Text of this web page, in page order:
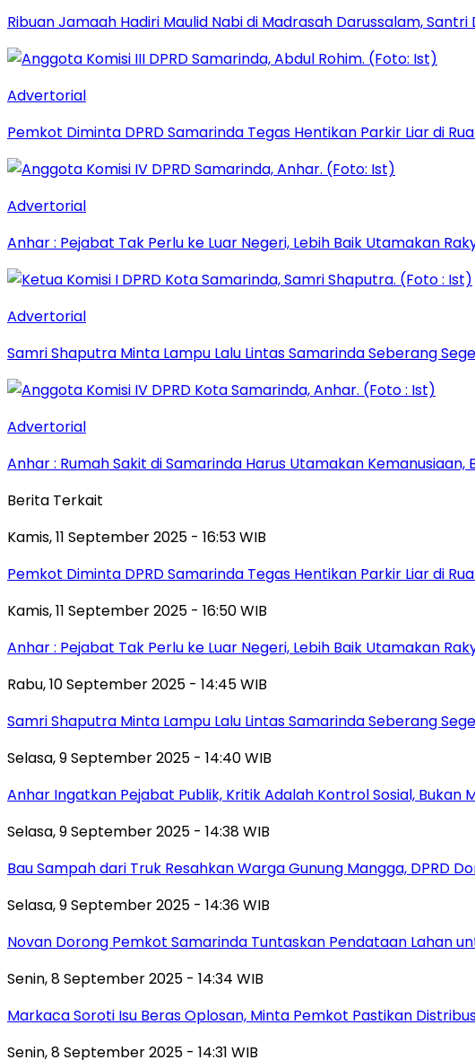
Ribuan Jamaah Hadiri Maulid Nabi di Madrasah Darussalam,
Advertorial
Pemkot Diminta DPRD Samarinda Tegas Hentikan Parkir Liar di
Advertorial
Anhar : Pejabat Tak Perlu ke Luar Negeri, Lebih Baik Utamakan
Advertorial
Samri Shaputra Minta Lampu Lalu Lintas Samarinda Seberang
Advertorial
Anhar : Rumah Sakit di Samarinda Harus Utamakan Kemanusiaan,
Berita Terkait
Kamis, 11 September 2025 - 16:53 WIB
Pemkot Diminta DPRD Samarinda Tegas Hentikan Parkir Liar di
Kamis, 11 September 2025 - 16:50 WIB
Anhar : Pejabat Tak Perlu ke Luar Negeri, Lebih Baik Utamakan
Rabu, 10 September 2025 - 14:45 WIB
Samri Shaputra Minta Lampu Lalu Lintas Samarinda Seberang
Selasa, 9 September 2025 - 14:40 WIB
Anhar Ingatkan Pejabat Publik, Kritik Adalah Kontrol Sosial, Bukan
Selasa, 9 September 2025 - 14:38 WIB
Bau Sampah dari Truk Resahkan Warga Gunung Mangga, DPRD
Selasa, 9 September 2025 - 14:36 WIB
Novan Dorong Pemkot Samarinda Tuntaskan Pendataan Lahan
Senin, 8 September 2025 - 14:34 WIB
Markaca Soroti Isu Beras Oplosan, Minta Pemkot Pastikan
Senin, 8 September 2025 - 14:31 WIB